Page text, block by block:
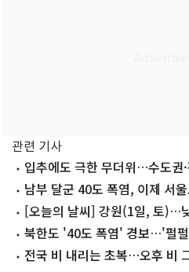
관련 기사
입추에도 극한 무더위…수도권
날씨]
남부 달군 40도 폭염, 이제 서
37도
[오늘의 날씨] 강원(1일, 토)…
북한도 '40도 폭염' 경보…'펄
전국 비 내리는 초복…오후 비